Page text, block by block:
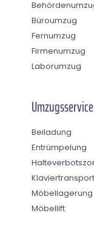
Büroumzug
Fernumzug
Firmenumzug
Laborumzug
Umzugsservice
Beiladung
Entrümpelung
Klaviertransport
Möbellagerung
Möbellift